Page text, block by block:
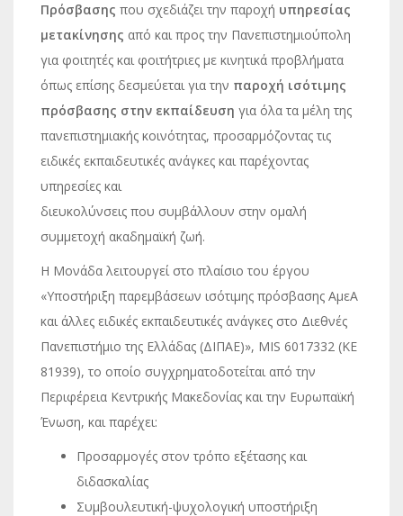
Πρόσβασης που σχεδιάζει την παροχή υπηρεσίας
μετακίνησης από και προς την Πανεπιστημιούπολη
για φοιτητές και φοιτήτριες με κινητικά προβλήματα
όπως επίσης δεσμεύεται για την παροχή ισότιμης
πρόσβασης στην εκπαίδευση για όλα τα μέλη της
πανεπιστημιακής κοινότητας, προσαρμόζοντας τις
ειδικές εκπαιδευτικές ανάγκες και παρέχοντας
υπηρεσίες και
διευκολύνσεις που συμβάλλουν στην ομαλή
συμμετοχή ακαδημαϊκή ζωή.
Η Μονάδα λειτουργεί στο πλαίσιο του έργου
«Υποστήριξη παρεμβάσεων ισότιμης πρόσβασης ΑμεΑ
και άλλες ειδικές εκπαιδευτικές ανάγκες στο Διεθνές
Πανεπιστήμιο της Ελλάδας (ΔΙΠΑΕ)», MIS 6017332 (ΚΕ
81939), το οποίο συγχρηματοδοτείται από την
Περιφέρεια Κεντρικής Μακεδονίας και την Ευρωπαϊκή
Ένωση, και παρέχει:
Προσαρμογές στον τρόπο εξέτασης και
διδασκαλίας
Συμβουλευτική-ψυχολογική υποστήριξη